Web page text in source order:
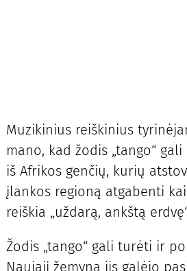
Muzikinius reiškinius
mano, kad žodis „tango“
iš Afrikos genčių, kurių
įlankos regioną atgabenti
reiškia „uždarą, ankštą
Žodis „tango“ gali turėti ir
Naująjį žemyną jis galėjo